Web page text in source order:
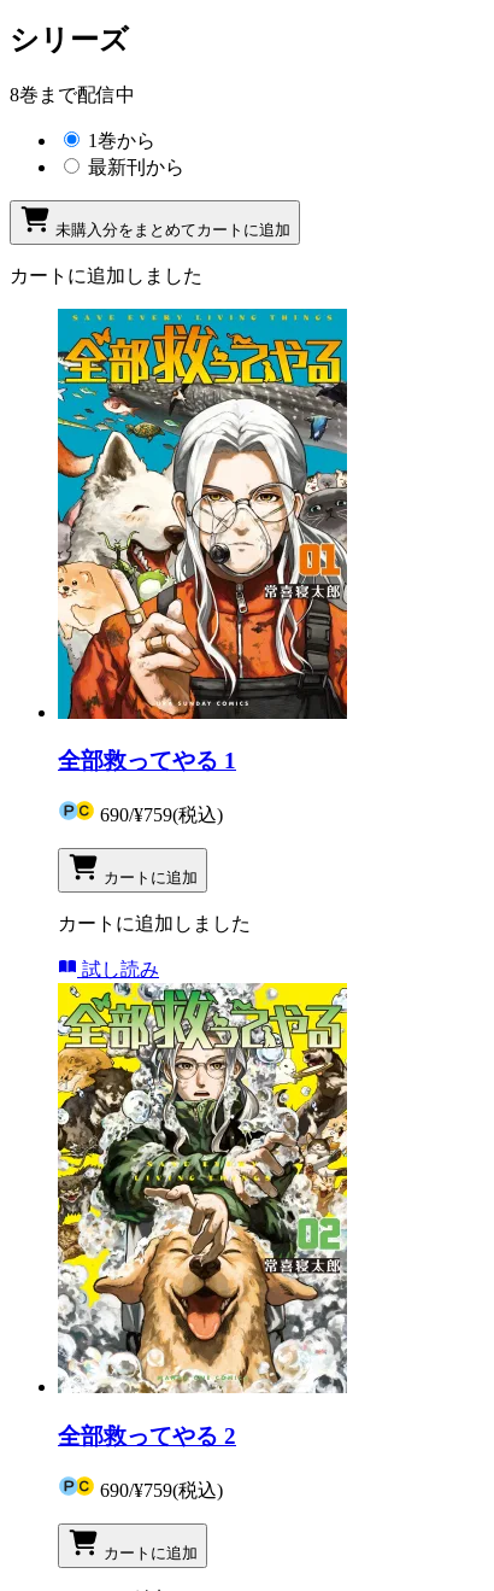
シリーズ
8巻まで配信中
1巻から
最新刊から
未購入分をまとめてカートに追加
カートに追加しました
全部救ってやる 1
690/¥759(税込)
カートに追加
カートに追加しました
試し読み
全部救ってやる 2
690/¥759(税込)
カートに追加